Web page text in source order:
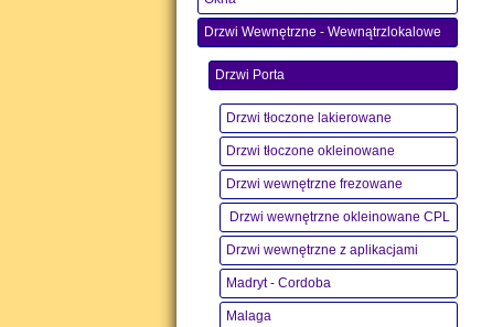
Drzwi Wewnętrzne - Wewnątrzlokalowe
Drzwi Porta
Drzwi tłoczone lakierowane
Drzwi tłoczone okleinowane
Drzwi wewnętrzne frezowane
Drzwi wewnętrzne okleinowane CPL
Drzwi wewnętrzne z aplikacjami
Madryt - Cordoba
Malaga